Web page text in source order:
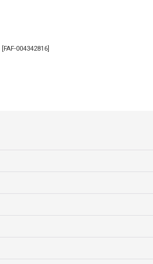
FAF-004342816